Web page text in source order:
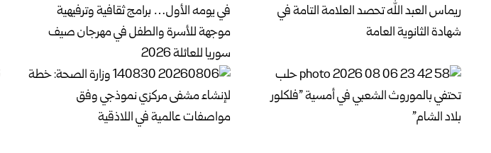
ريماس العبد الله تحصد العلامة التامة في
شهادة الثانوية العامة
في يومه الأول… برامج ثقافية وترفيهية
موجهة للأسرة والطفل في مهرجان صيف
سوريا للعائلة 2026